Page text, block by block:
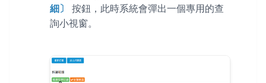
細〕
按鈕，此時系統會彈出一個專用的查
詢小視窗。